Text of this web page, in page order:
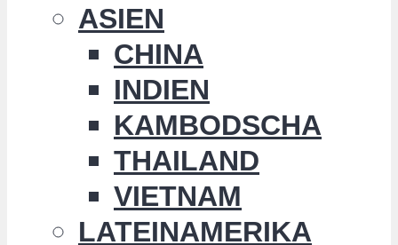
ASIEN
CHINA
INDIEN
KAMBODSCHA
THAILAND
VIETNAM
LATEINAMERIKA